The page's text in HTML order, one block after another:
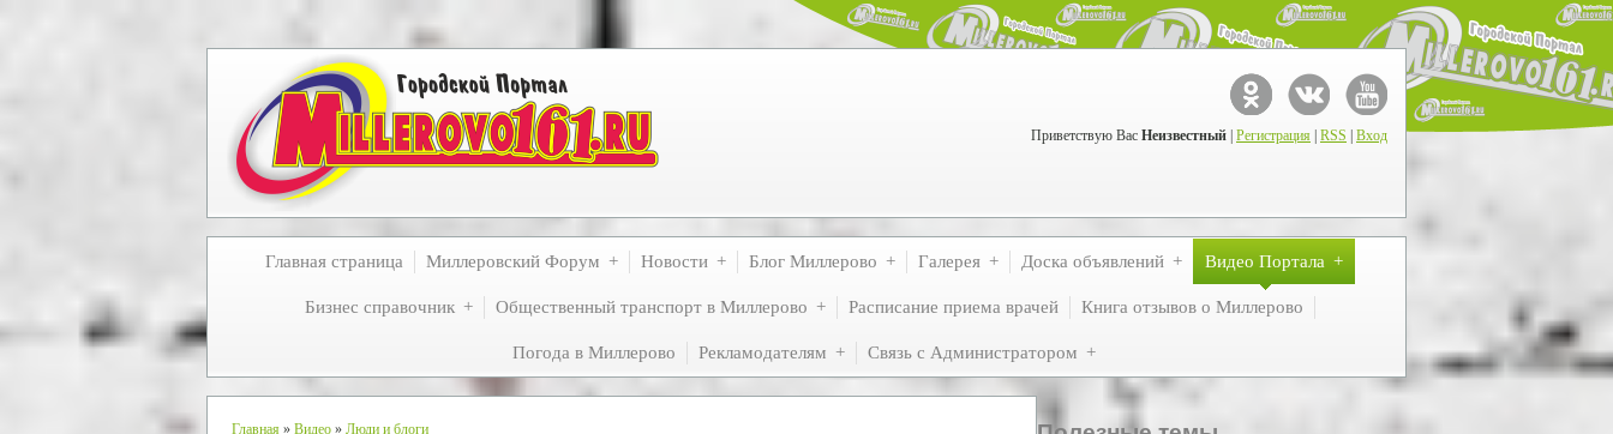
Приветствую Вас Неизвестный Регистрация RSS Вход
Главная страница Миллеровский Форум Новости Блог Миллерово Галерея Доска объявлений Видео Портала
Бизнес справочник Общественный транспорт в Миллерово Расписание приема врачей Книга отзывов о Миллерово
Погода в Миллерово Рекламодателям Связь с Администратором
Главная » Видео » Люди и блоги